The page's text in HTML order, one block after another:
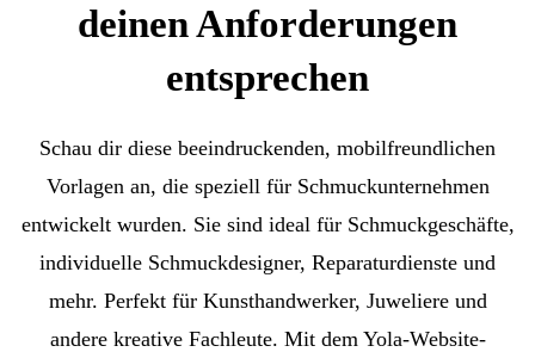
deinen Anforderungen
entsprechen
Schau dir diese beeindruckenden, mobilfreundlichen
Vorlagen an, die speziell für Schmuckunternehmen
entwickelt wurden. Sie sind ideal für Schmuckgeschäfte,
individuelle Schmuckdesigner, Reparaturdienste und
mehr. Perfekt für Kunsthandwerker, Juweliere und
andere kreative Fachleute. Mit dem Yola-Website-